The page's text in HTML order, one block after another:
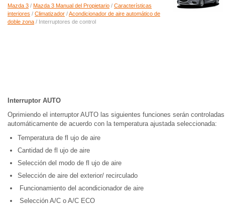
Mazda 3 / Mazda 3 Manual del Propietario / Características
interiores / Climatizador /Acondicionador de aire automático de
doble zona / Interruptores de control
Interruptor AUTO
Oprimiendo el interruptor AUTO las siguientes funciones serán controladas
automáticamente de acuerdo con la temperatura ajustada seleccionada:
Temperatura de fl ujo de aire
Cantidad de fl ujo de aire
Selección del modo de fl ujo de aire
Selección de aire del exterior/ recirculado
Funcionamiento del acondicionador de aire
Selección A/C o A/C ECO